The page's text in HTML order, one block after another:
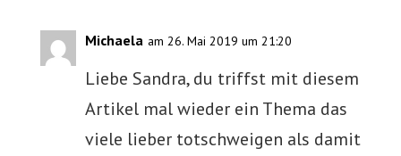
Michaela am 26. Mai 2019 um 21:20
Liebe Sandra, du triffst mit diesem
Artikel mal wieder ein Thema das
viele lieber totschweigen als damit